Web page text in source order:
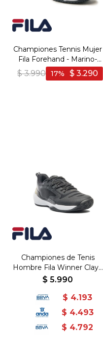
Championes Tennis Mujer
Fila Forehand - Marino-
Blanco
$ 3.990 $ 3.290
17
Championes de Tenis
Hombre Fila Winner Clay -
Negro-Dorado
$ 5.990
$ 4.193
$ 4.493
$ 4.792